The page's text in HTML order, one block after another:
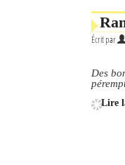
Écrit par
Des
Lire